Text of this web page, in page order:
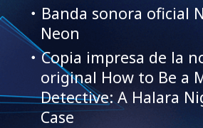
・Banda sonora oficial
Neon
・Copia impresa de la
original How to Be a
Detective: A Halara
Case